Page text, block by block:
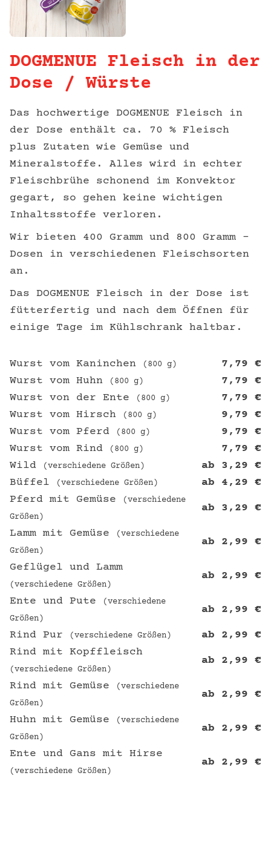
DOGMENUE Fleisch in der
Dose / Würste
Das hochwertige DOGMENUE Fleisch in
der Dose enthält ca. 70 % Fleisch
plus Zutaten wie Gemüse und
Mineralstoffe. Alles wird in echter
Fleischbrühe schonend im Konvektor
gegart, so gehen keine wichtigen
Inhaltsstoffe verloren.
Wir bieten 400 Gramm und 800 Gramm –
Dosen in verschiedenen Fleischsorten
an.
Das DOGMENUE Fleisch in der Dose ist
fütterfertig und nach dem Öffnen für
einige Tage im Kühlschrank haltbar.
Wurst vom Kaninchen (800 g) 7,79 €
Wurst vom Huhn
(800 g) 7,79 €
Wurst von der Ente
(800 g) 7,79 €
Wurst vom Hirsch
(800 g) 9,79 €
Wurst vom Pferd
(800 g) 9,79 €
Wurst vom Rind
(800 g) 7,79 €
Wild
(verschiedene Größen) ab 3,29 €
Büffel
(verschiedene Größen) ab 4,29 €
Pferd mit Gemüse
(verschiedene
Größen)
ab 3,29 €
Lamm mit Gemüse
(verschiedene
Größen)
ab 2,99 €
Geflügel und Lamm
(verschiedene Größen)
ab 2,99 €
Ente und Pute
(verschiedene
Größen)
ab 2,99 €
Rind Pur (verschiedene Größen) ab 2,99 €
Rind mit Kopffleisch
(verschiedene Größen)
ab 2,99 €
Rind mit Gemüse
(verschiedene
Größen)
ab 2,99 €
Huhn mit Gemüse
(verschiedene
Größen)
ab 2,99 €
Ente und Gans mit Hirse
(verschiedene Größen)
ab 2,99 €